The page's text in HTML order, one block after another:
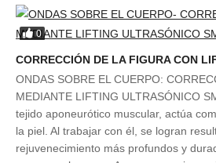
0
CORRECCIÓN DE LA FIGURA CON
ONDAS SOBRE EL CUERPO:
MEDIANTE LIFTING ULTRASÓNICO
tejido aponeurótico muscular, actúa
la piel. Al trabajar con él, se logran
rejuvenecimiento más profundos y